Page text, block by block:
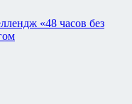
«48 часов без